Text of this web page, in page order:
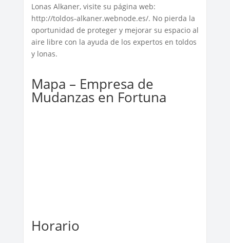
Lonas Alkaner, visite su página web:
http://toldos-alkaner.webnode.es/. No pierda la
oportunidad de proteger y mejorar su espacio al
aire libre con la ayuda de los expertos en toldos
y lonas.
Mapa – Empresa de
Mudanzas en Fortuna
Horario